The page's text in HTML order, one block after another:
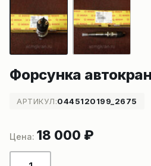
Форсунка
АРТИКУЛ:0445120199_2675
18 000 ₽